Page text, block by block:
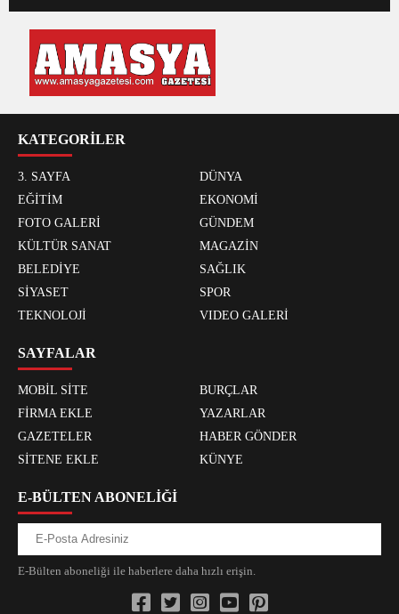
KATEGORİLER
3. SAYFA
DÜNYA
EĞİTİM
EKONOMİ
FOTO GALERİ
GÜNDEM
KÜLTÜR SANAT
MAGAZİN
BELEDİYE
SAĞLIK
SİYASET
SPOR
TEKNOLOJİ
VIDEO GALERİ
SAYFALAR
MOBİL SİTE
BURÇLAR
FİRMA EKLE
YAZARLAR
GAZETELER
HABER GÖNDER
SİTENE EKLE
KÜNYE
E-BÜLTEN ABONELİĞİ
E-Bülten aboneliği ile haberlere daha hızlı erişin.